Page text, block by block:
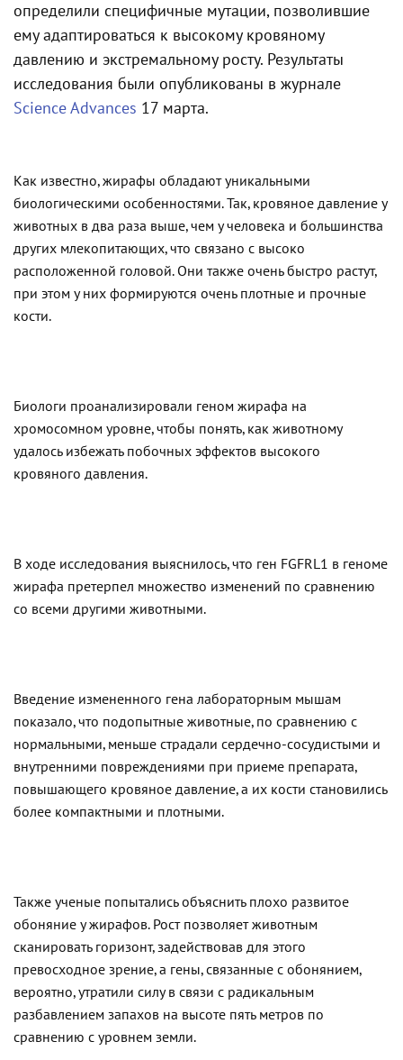
определили специфичные мутации, позволившие
ему адаптироваться к высокому кровяному
давлению и экстремальному росту. Результаты
исследования были опубликованы в журнале
Science Advances 17 марта.
Как известно, жирафы обладают уникальными
биологическими особенностями. Так, кровяное давление у
животных в два раза выше, чем у человека и большинства
других млекопитающих, что связано с высоко
расположенной головой. Они также очень быстро растут,
при этом у них формируются очень плотные и прочные
кости.
Биологи проанализировали геном жирафа на
хромосомном уровне, чтобы понять, как животному
удалось избежать побочных эффектов высокого
кровяного давления.
В ходе исследования выяснилось, что ген FGFRL1 в геноме
жирафа претерпел множество изменений по сравнению
со всеми другими животными.
Введение измененного гена лабораторным мышам
показало, что подопытные животные, по сравнению с
нормальными, меньше страдали сердечно-сосудистыми и
внутренними повреждениями при приеме препарата,
повышающего кровяное давление, а их кости становились
более компактными и плотными.
Также ученые попытались объяснить плохо развитое
обоняние у жирафов. Рост позволяет животным
сканировать горизонт, задействовав для этого
превосходное зрение, а гены, связанные с обонянием,
вероятно, утратили силу в связи с радикальным
разбавлением запахов на высоте пять метров по
сравнению с уровнем земли.